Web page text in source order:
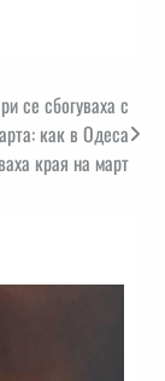
се сбогуваха с
как в Одеса
края на март